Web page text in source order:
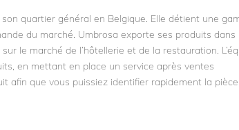
quartier général en Belgique. Elle détient une
du marché. Umbrosa exporte ses produits dans
le marché de l’hôtellerie et de la restauration.
en mettant en place un service après ventes
afin que vous puissiez identifier rapidement la pièce